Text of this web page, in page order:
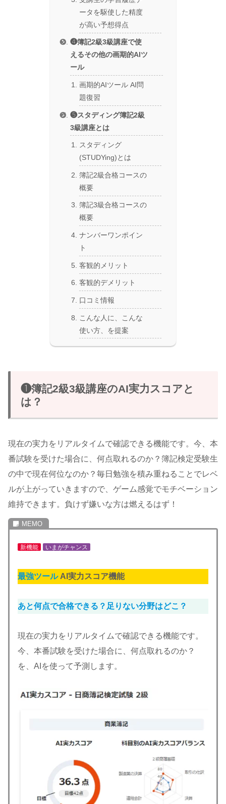
ータを駆使した精度
が高い予想得点
❹簿記2級3級講座で使
えるその他の画期的AIツ
ール
画期的AIツール AI問
題復習
❺スタディング簿記2級
3級講座とは
スタディング
(STUDYing)とは
簿記2級合格コースの
概要
簿記3級合格コースの
概要
ナンバーワンポイン
ト
客観的メリット
客観的デメリット
口コミ情報
こんな人に、こんな
使い方、を提案
❶簿記2級3級講座のAI実力スコアと
は？
現在の実力をリアルタイムで確認できる機能です。今、本
番試験を受けた場合に、何点取れるのか？簿記検定受験生
の中で現在何位なのか？毎日勉強を積み重ねることでレベ
ルが上がっていきますので、ゲーム感覚でモチベーション
維持できます。負けず嫌いな方は燃えるはず！
新機能 いまがチャンス
最強ツール AI実力スコア機能
あと何点で合格できる？足りない分野はどこ？
現在の実力をリアルタイムで確認できる機能です。
今、本番試験を受けた場合に、何点取れるのか？
を、AIを使って予測します。